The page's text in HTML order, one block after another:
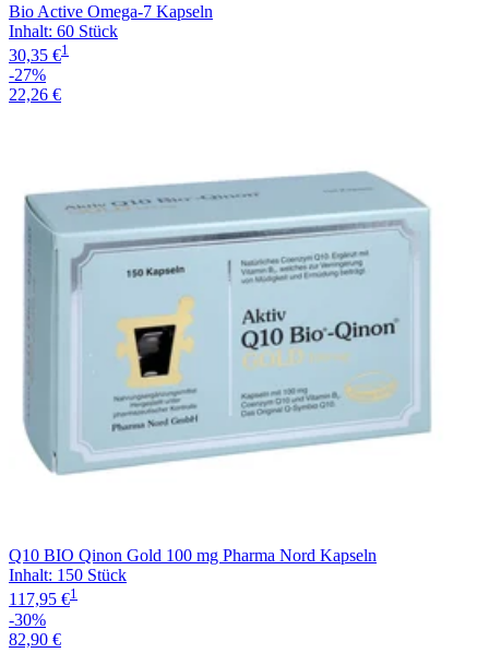
Bio Active Omega-7 Kapseln
Inhalt: 60 Stück
30,35 €1
-27%
22,26 €
Q10 BIO Qinon Gold 100 mg Pharma Nord Kapseln
Inhalt: 150 Stück
117,95 €1
-30%
82,90 €